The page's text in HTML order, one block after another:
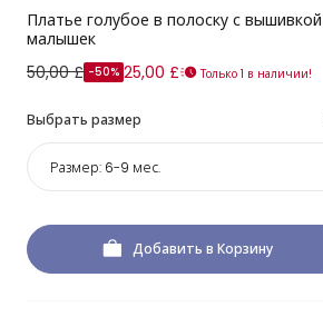
Платье голубое в полоску с
малышек
50,00 £ -50% 25,00 £ Только 1 в наличии!
Выбрать размер
Размер: 6-9 мес.
Добавить в Корзину